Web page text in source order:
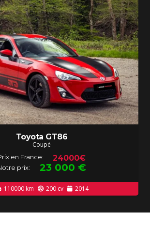
Toyota GT86
Coupé
en France: 24000€
prix: 23 000 €
110000 km 200cv 2014